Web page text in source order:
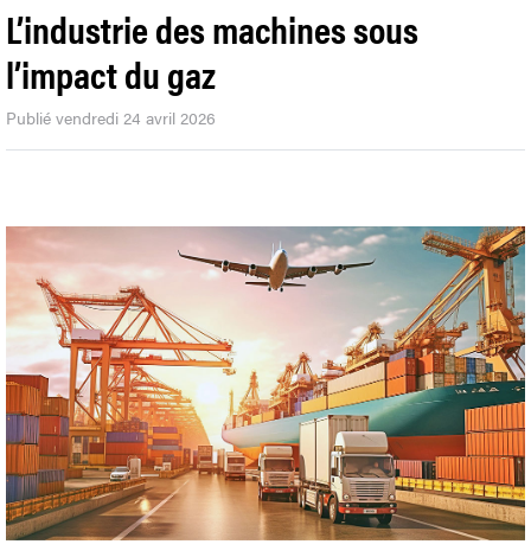
L’industrie des machines sous
l’impact du gaz
Publié vendredi 24 avril 2026